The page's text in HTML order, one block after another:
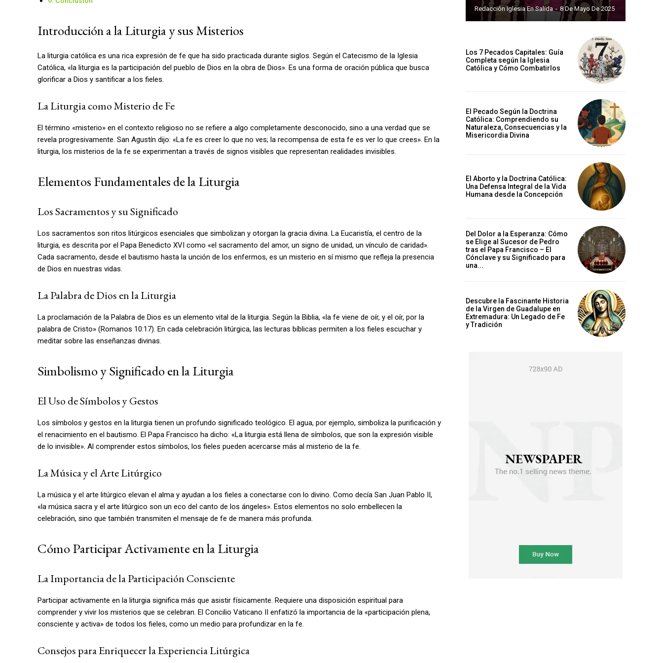
Introducción a la Liturgia y sus Misterios
La liturgia católica es una rica expresión de fe que ha sido practicada durante siglos. Según el Catecismo de la Iglesia
Católica, «la liturgia es la participación del pueblo de Dios en la obra de Dios». Es una forma de oración pública que busca
glorificar a Dios y santificar a los fieles.
La Liturgia como Misterio de Fe
El término «misterio» en el contexto religioso no se refiere a algo completamente desconocido, sino a una verdad que se
revela progresivamente. San Agustín dijo: «La fe es creer lo que no ves; la recompensa de esta fe es ver lo que crees». En la
liturgia, los misterios de la fe se experimentan a través de signos visibles que representan realidades invisibles.
Elementos Fundamentales de la Liturgia
Los Sacramentos y su Significado
Los sacramentos son ritos litúrgicos esenciales que simbolizan y otorgan la gracia divina. La Eucaristía, el centro de la
liturgia, es descrita por el Papa Benedicto XVI como «el sacramento del amor, un signo de unidad, un vínculo de caridad».
Cada sacramento, desde el bautismo hasta la unción de los enfermos, es un misterio en sí mismo que refleja la presencia
de Dios en nuestras vidas.
La Palabra de Dios en la Liturgia
La proclamación de la Palabra de Dios es un elemento vital de la liturgia. Según la Biblia, «la fe viene de oír, y el oír, por la
palabra de Cristo» (Romanos 10:17). En cada celebración litúrgica, las lecturas bíblicas permiten a los fieles escuchar y
meditar sobre las enseñanzas divinas.
Simbolismo y Significado en la Liturgia
El Uso de Símbolos y Gestos
Los símbolos y gestos en la liturgia tienen un profundo significado teológico. El agua, por ejemplo, simboliza la purificación y
el renacimiento en el bautismo. El Papa Francisco ha dicho: «La liturgia está llena de símbolos, que son la expresión visible
de lo invisible». Al comprender estos símbolos, los fieles pueden acercarse más al misterio de la fe.
La Música y el Arte Litúrgico
La música y el arte litúrgico elevan el alma y ayudan a los fieles a conectarse con lo divino. Como decía San Juan Pablo II,
«la música sacra y el arte litúrgico son un eco del canto de los ángeles». Estos elementos no solo embellecen la
celebración, sino que también transmiten el mensaje de fe de manera más profunda.
Cómo Participar Activamente en la Liturgia
La Importancia de la Participación Consciente
Participar activamente en la liturgia significa más que asistir físicamente. Requiere una disposición espiritual para
comprender y vivir los misterios que se celebran. El Concilio Vaticano II enfatizó la importancia de la «participación plena,
consciente y activa» de todos los fieles, como un medio para profundizar en la fe.
Consejos para Enriquecer la Experiencia Litúrgica
Redacción Iglesia En Salida - 8 De Mayo De 2025
Los 7 Pecados Capitales: Guía
Completa según la Iglesia
Católica y Cómo Combatirlos
El Pecado Según la Doctrina
Católica: Comprendiendo su
Naturaleza, Consecuencias y la
Misericordia Divina
El Aborto y la Doctrina Católica:
Una Defensa Integral de la Vida
Humana desde la Concepción
Del Dolor a la Esperanza: Cómo
se Elige al Sucesor de Pedro
tras el Papa Francisco – El
Cónclave y su Significado para
una...
Descubre la Fascinante Historia
de la Virgen de Guadalupe en
Extremadura: Un Legado de Fe
y Tradición